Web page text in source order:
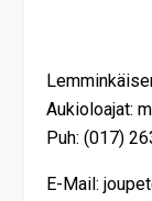
Aukioloajat:
Puh: (017)
E-Mail: